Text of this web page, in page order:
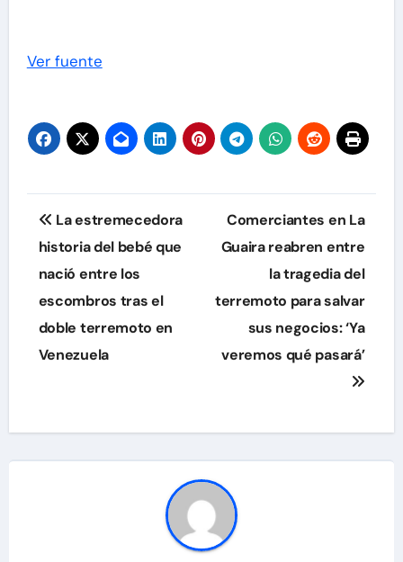
Ver fuente
Navegación
de
entradas
La estremecedora
historia del bebé que
nació entre los
escombros tras el
doble terremoto en
Venezuela
Comerciantes en La
Guaira reabren entre
la tragedia del
terremoto para salvar
sus negocios: ‘Ya
veremos qué pasará’